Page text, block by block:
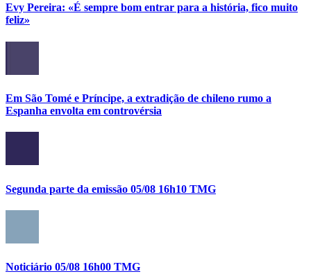
Evy Pereira: «É sempre bom entrar para a história, fico muito
feliz»
Em São Tomé e Príncipe, a extradição de chileno rumo a
Espanha envolta em controvérsia
Segunda parte da emissão 05/08 16h10 TMG
Noticiário 05/08 16h00 TMG